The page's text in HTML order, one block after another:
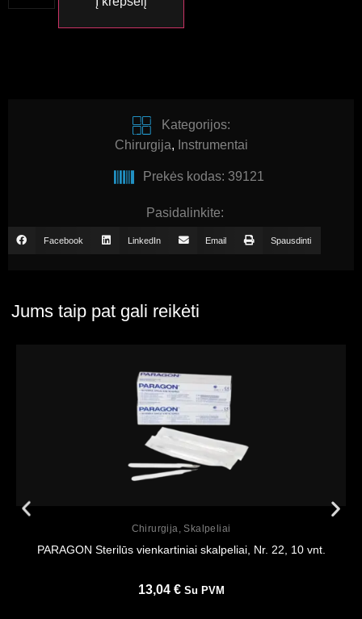
Kategorijos:
Chirurgija, Instrumentai
Prekės kodas: 39121
Pasidalinkite:
Facebook LinkedIn Email Spausdinti
Jums taip pat gali reikėti
Chirurgija ,Skalpeliai
PARAGON Sterilūs vienkartiniai skalpeliai, Nr. 22, 10 vnt.
13,04 € Su PVM